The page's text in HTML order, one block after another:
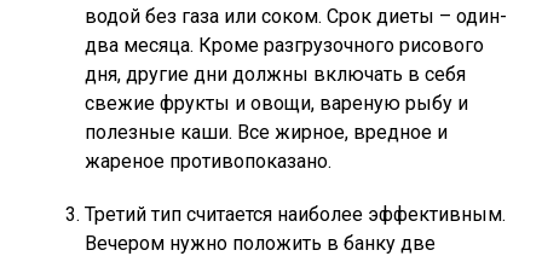
водой без газа или соком. Срок диеты – один-
два месяца. Кроме разгрузочного рисового
дня, другие дни должны включать в себя
свежие фрукты и овощи, вареную рыбу и
полезные каши. Все жирное, вредное и
жареное противопоказано.
Третий тип считается наиболее эффективным.
Вечером нужно положить в банку две